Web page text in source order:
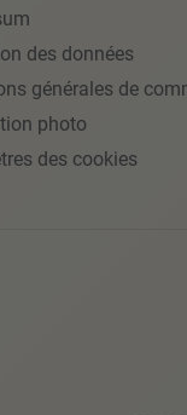
des données
générales de
photo
des cookies